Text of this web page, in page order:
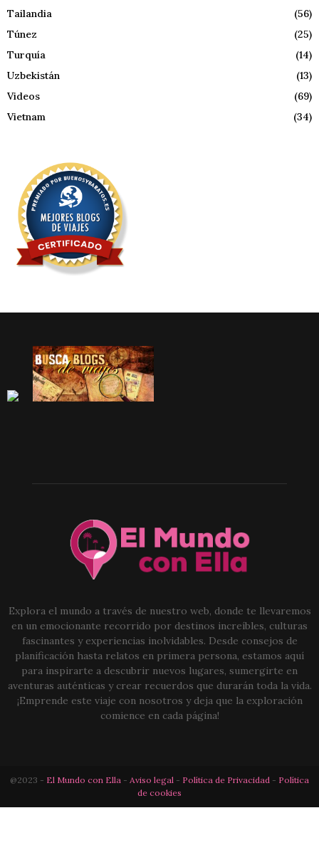
Tailandia
(56)
Túnez
(25)
Turquía
(14)
Uzbekistán
(13)
Videos
(69)
Vietnam
(34)
Explora el mundo a través de nuestro web, donde te llevaremos
en un emocionante recorrido por destinos increíbles, culturas
fascinantes y experiencias inolvidables. Desde consejos de
planificación hasta relatos en primera persona, estamos aquí
para inspirarte a descubrir nuevos lugares, sumergirte en
aventuras auténticas y crear recuerdos que durarán toda la vida.
¡Emprende este viaje con nosotros y deja que la exploración
comience en cada página!
@2023 - El Mundo con Ella - Aviso legal - Política de Privacidad - Política
de cookies